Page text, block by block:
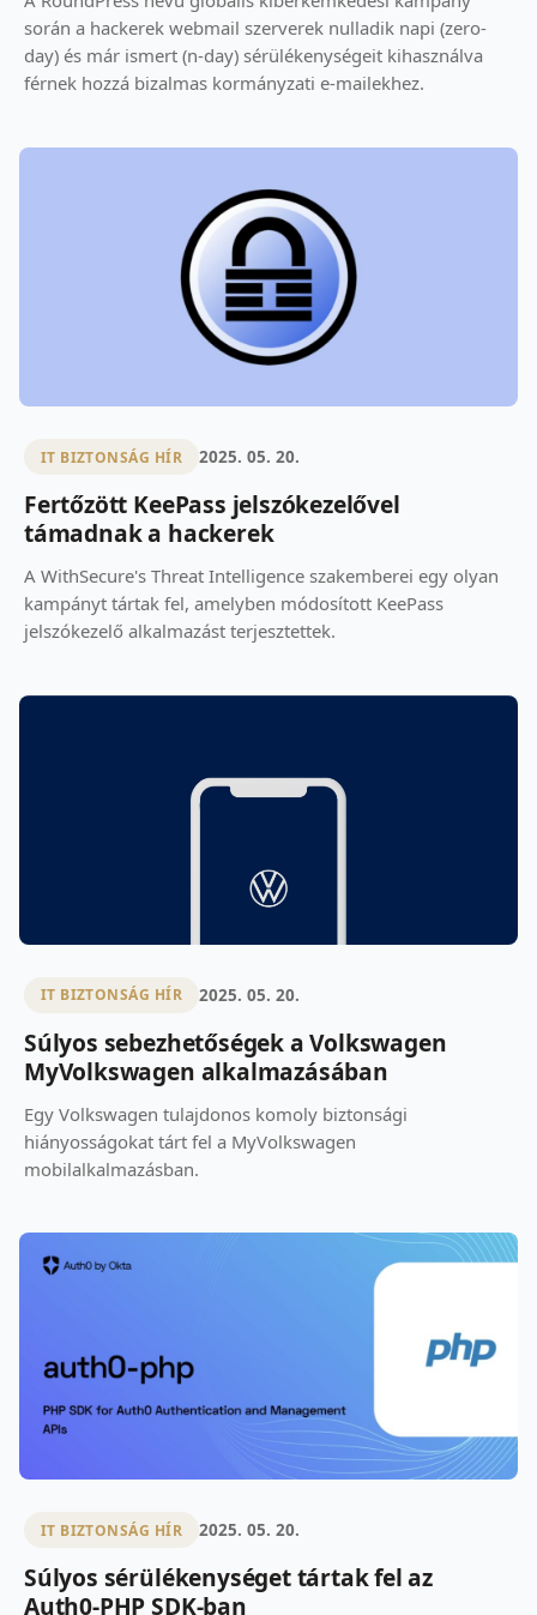
során a hackerek webmail szerverek nulladik napi (zero-
day) és már ismert (n-day) sérülékenységeit kihasználva
férnek hozzá bizalmas kormányzati e-mailekhez.
IT BIZTONSÁG HÍR 2025. 05. 20.
Fertőzött KeePass jelszókezelővel
támadnak a hackerek
A WithSecure's Threat Intelligence szakemberei egy olyan
kampányt tártak fel, amelyben módosított KeePass
jelszókezelő alkalmazást terjesztettek.
IT BIZTONSÁG HÍR 2025. 05. 20.
Súlyos sebezhetőségek a Volkswagen
MyVolkswagen alkalmazásában
Egy Volkswagen tulajdonos komoly biztonsági
hiányosságokat tárt fel a MyVolkswagen
mobilalkalmazásban.
IT BIZTONSÁG HÍR 2025. 05. 20.
Súlyos sérülékenységet tártak fel az
Auth0-PHP SDK-ban